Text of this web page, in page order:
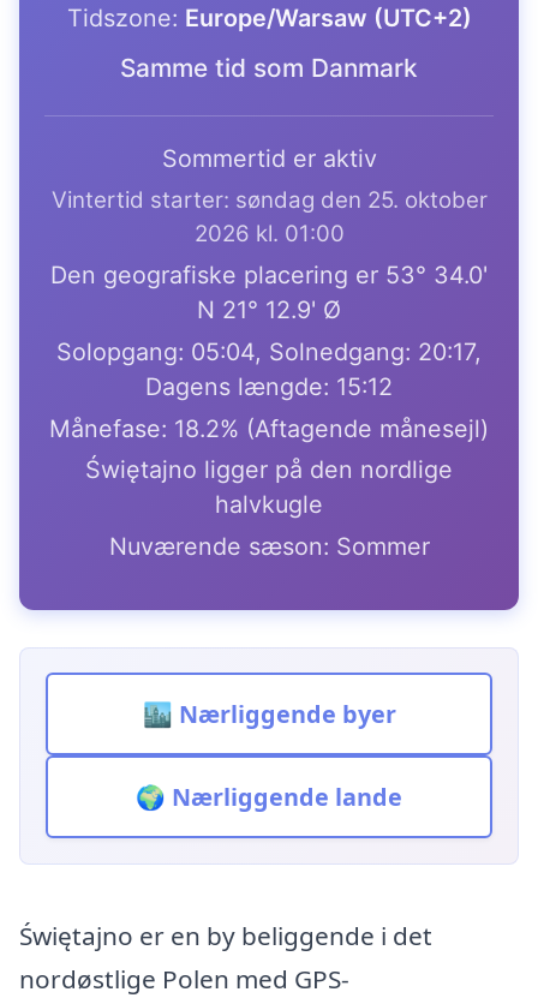
Tidszone: Europe/Warsaw (UTC+2)
Samme tid som Danmark
Sommertid er aktiv
Vintertid starter: søndag den 25. oktober
2026 kl. 01:00
Den geografiske placering er 53° 34.0'
N 21° 12.9' Ø
Solopgang: 05:04, Solnedgang: 20:17,
Dagens længde: 15:12
Månefase: 18.2% (Aftagende månesejl)
Świętajno ligger på den nordlige
halvkugle
Nuværende sæson: Sommer
🏙️ Nærliggende byer
🌍 Nærliggende lande
Świętajno er en by beliggende i det
nordøstlige Polen med GPS-